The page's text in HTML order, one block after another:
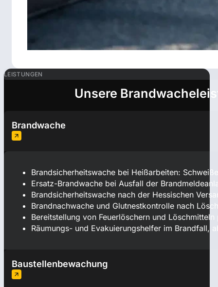
LEISTUNGEN
Unsere
Brandwache
Brandsicherheitswache bei Heißarbeiten:
Ersatz-Brandwache bei Ausfall der
Brandsicherheitswache nach der Hessischen
Brandnachwache und Glutnestkontrolle nach
Bereitstellung von Feuerlöschern und
Räumungs- und Evakuierungshelfer im Brandfall,
Baustellenbewachung